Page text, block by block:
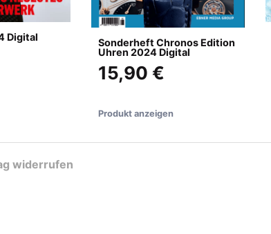
Digital
Sonderheft Chronos Edition
Uhren 2024 Digital
15,90 €
Produkt anzeigen
widerrufen